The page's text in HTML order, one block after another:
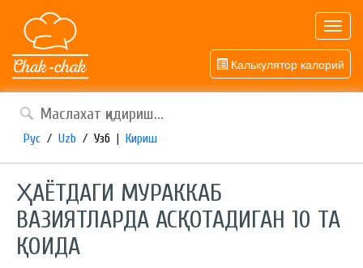
Калькулятор калорий
Рус / Uzb / Узб | Кириш
ҲАЁТДАГИ МУРАККАБ
ВАЗИЯТЛАРДА АСҚОТАДИГАН 10 ТА
ҚОИДА